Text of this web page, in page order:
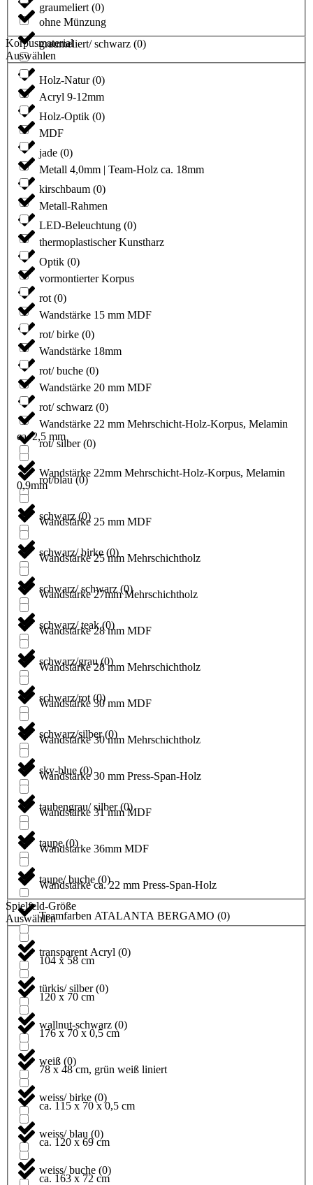
graumeliert (0)
graumeliert/ schwarz (0)
Holz-Natur(0)
Holz-Optik (0)
jade (0)
kirschbaum (0)
LED-Beleuchtung (0)
Optik (0)
rot (0)
rot/ birke (0)
rot/ buche (0)
rot/ schwarz (0)
rot/ silber(0)
rot/blau(0)
schwarz(0)
schwarz/ birke(0)
schwarz/ schwarz (0)
schwarz/ teak(0)
schwarz/grau(0)
schwarz/rot (0)
schwarz/silber(0)
sky-blue (0)
taubengrau/ silber(0)
taupe(0)
taupe/ buche (0)
Teamfarben ATALANTA BERGAMO (0)
transparent Acryl (0)
türkis/ silber(0)
wallnut-schwarz (0)
weiß (0)
weiss/ birke (0)
weiss/ blau (0)
weiss/ buche (0)
ohne Münzung
Korpusmaterial
Auswählen
Acryl 9-12mm
MDF
Metall 4,0mm | Team-Holz ca. 18mm
Metall-Rahmen
thermoplastischer Kunstharz
vormontierter Korpus
Wandstärke 15 mm MDF
Wandstärke 18mm
Wandstärke 20 mm MDF
Wandstärke 22 mm Mehrschicht-Holz-Korpus, Melamin
ca. 2,5 mm
Wandstärke 22mm Mehrschicht-Holz-Korpus, Melamin
0,9mm
Wandstärke 25 mm MDF
Wandstärke 25 mm Mehrschichtholz
Wandstärke 27mm Mehrschichtholz
Wandstärke 28 mm MDF
Wandstärke 28 mm Mehrschichtholz
Wandstärke 30 mm MDF
Wandstärke 30 mm Mehrschichtholz
Wandstärke 30 mm Press-Span-Holz
Wandstärke 31 mm MDF
Wandstärke 36mm MDF
Wandstärke ca. 22 mm Press-Span-Holz
Spielfeld-Größe
Auswählen
104 x 58 cm
120 x 70 cm
176 x 70 x 0,5 cm
78 x 48 cm, grün weiß liniert
ca. 115 x 70 x 0,5 cm
ca. 120 x 69 cm
ca. 163 x 72 cm